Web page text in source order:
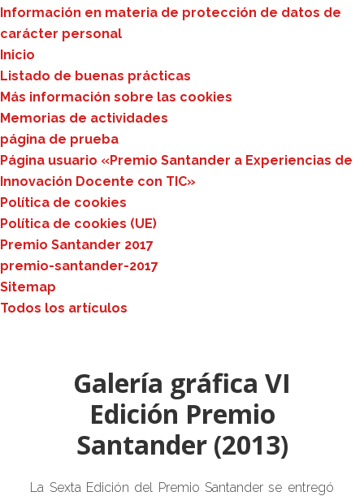
Información en materia de protección de datos de
carácter personal
Inicio
Listado de buenas prácticas
Más información sobre las cookies
Memorias de actividades
página de prueba
Página usuario «Premio Santander a Experiencias de
Innovación Docente con TIC»
Política de cookies
Política de cookies (UE)
Premio Santander 2017
premio-santander-2017
Sitemap
Todos los artículos
Galería gráfica VI
Edición Premio
Santander (2013)
La Sexta Edición del Premio Santander se entregó